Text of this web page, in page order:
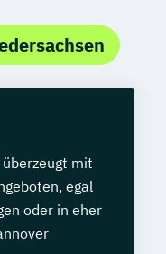
mit
egal
oder in eher